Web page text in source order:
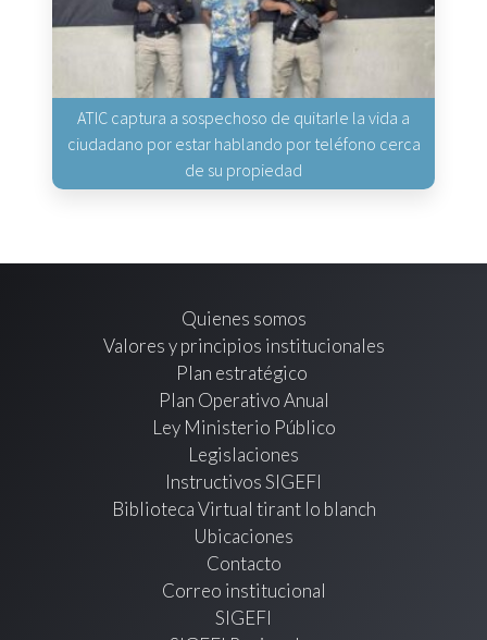
ATIC captura a sospechoso de quitarle la vida a
ciudadano por estar hablando por teléfono cerca
de su propiedad
Quienes somos
Valores y principios institucionales
Plan estratégico
Plan Operativo Anual
Ley Ministerio Público
Legislaciones
Instructivos SIGEFI
Biblioteca Virtual tirant lo blanch
Ubicaciones
Contacto
Correo institucional
SIGEFI